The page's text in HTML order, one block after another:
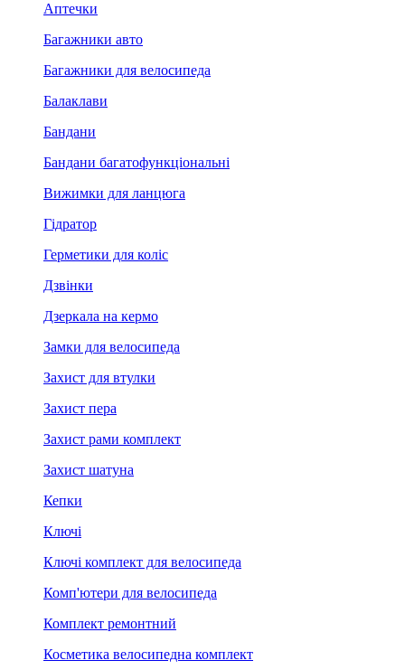
Аптечки
Багажники авто
Багажники для велосипеда
Балаклави
Бандани
Бандани багатофункціональні
Вижимки для ланцюга
Гідратор
Герметики для коліс
Дзвінки
Дзеркала на кермо
Замки для велосипеда
Захист для втулки
Захист пера
Захист рами комплект
Захист шатуна
Кепки
Ключі
Ключі комплект для велосипеда
Комп'ютери для велосипеда
Комплект ремонтний
Косметика велосипедна комплект